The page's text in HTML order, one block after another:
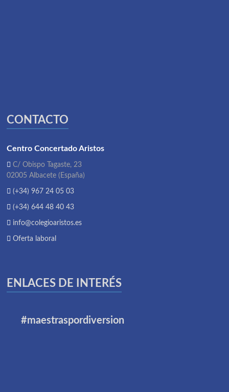
CONTACTO
Centro Concertado Aristos
C/ Obispo Tagaste, 23
02005 Albacete (España)
(+34) 967 24 05 03
(+34) 644 48 40 43
info@colegioaristos.es
Oferta laboral
ENLACES DE INTERÉS
#maestraspordiversion